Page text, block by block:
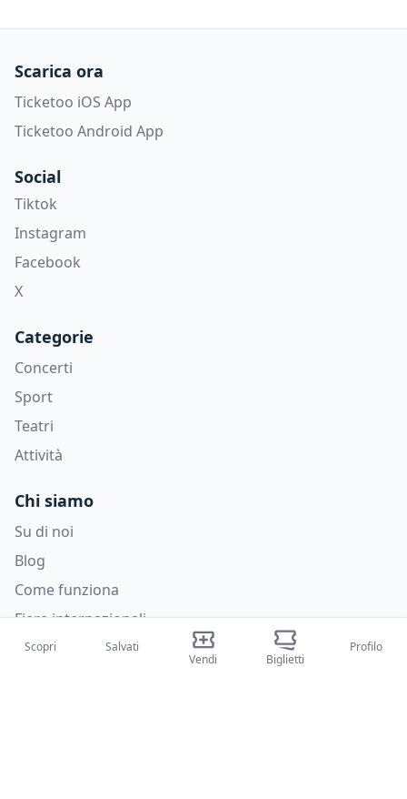
Scarica ora
Ticketoo iOS App
Ticketoo Android App
Social
Tiktok
Instagram
Facebook
X
Categorie
Concerti
Sport
Teatri
Attività
Chi siamo
Su di noi
Blog
Come funziona
Fiere internazionali
Creator Program
Scopri
Salvati
Vendi
Biglietti
Profilo